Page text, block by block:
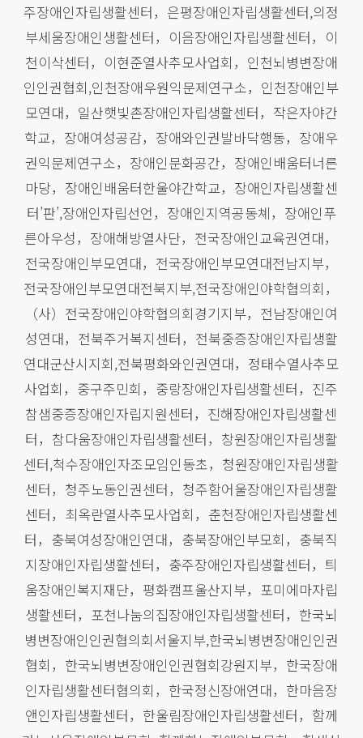
주장애인자립생활센터，은평장애인자립생활센터,의정
부세움장애인생활센터，이음장애인자립생활센터，이
천이삭센터，이현준열사추모사업회，인천뇌병변장애
인인권협회,인천장애우원익문제연구소，인천장애인부
모연대，일산햇빛촌장애인자립생활센터，작은자야간
학교，장애여성공감，장애와인권발바닥행동，장애우
권익문제연구소，장애인문화공간，장애인배움터너른
마당，장애인배움터한울야간학교，장애인자립생활센
터’판’,장애인자립선언，장애인지역공동쳬，장애인푸
른아우성，장애해방열사단，전국장애인교육권연대，
전국장애인부모연대，전국장애인부모연대전남지부，
전국장애인부모연대전북지부,전국장애인야학협의회，
（사）전국장애인야학협의회경기지부，전남장애인여
성연대，전북주거복지센터，전북중증장애인자립생활
연대군산시지회,전북평화와인권연대，정태수열사추모
사업회，중구주민회，중랑장애인자립생활센터，진주
참샘중증장애인자립지원센터，진해장애인자립생활센
터，참다움장애인자립생활센터，창원장애인자립생활
센터,척수장애인자조모임인동초，청원장애인자립생활
센터，청주노동인권센터，청주함어울장애인자립생활
센터，최옥란열사추모사업회，춘천장애인자립생활센
터，충북여성장애인연대，충북장애인부모회，충북직
지장애인자립생활센터，충주장애인자립생활센터，틔
움장애인복지재단，평화캠프울산지부，포미에마자립
생활센터，포천나눔의집장애인자립생활센터，한국뇌
병변장애인인권협의회서울지부,한국뇌병변장애인인권
협회，한국뇌병변장애인인권협회강원지부，한국장애
인자립생활센터협의회，한국정신장애연대，한마음장
앤인자립생활센터，한울림장애인자립생활센터，함께